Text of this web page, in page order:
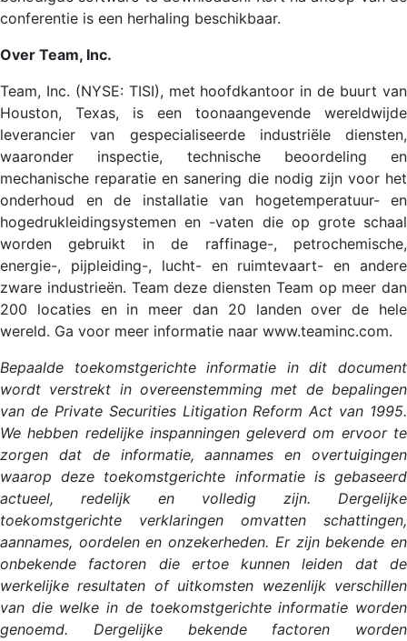
conferentie is een herhaling beschikbaar.
Over Team, Inc.
Team, Inc. (NYSE: TISI), met hoofdkantoor in de buurt van
Houston, Texas, is een toonaangevende wereldwijde
leverancier van gespecialiseerde industriële diensten,
waaronder inspectie, technische beoordeling en
mechanische reparatie en sanering die nodig zijn voor het
onderhoud en de installatie van hogetemperatuur- en
hogedrukleidingsystemen en -vaten die op grote schaal
worden gebruikt in de raffinage-, petrochemische,
energie-, pijpleiding-, lucht- en ruimtevaart- en andere
zware industrieën. Team deze diensten Team op meer dan
200 locaties en in meer dan 20 landen over de hele
wereld. Ga voor meer informatie naar www.teaminc.com.
Bepaalde toekomstgerichte informatie in dit document
wordt verstrekt in overeenstemming met de bepalingen
van de Private Securities Litigation Reform Act van 1995.
We hebben redelijke inspanningen geleverd om ervoor te
zorgen dat de informatie, aannames en overtuigingen
waarop deze toekomstgerichte informatie is gebaseerd
actueel, redelijk en volledig zijn. Dergelijke
toekomstgerichte verklaringen omvatten schattingen,
aannames, oordelen en onzekerheden. Er zijn bekende en
onbekende factoren die ertoe kunnen leiden dat de
werkelijke resultaten of uitkomsten wezenlijk verschillen
van die welke in de toekomstgerichte informatie worden
genoemd. Dergelijke bekende factoren worden